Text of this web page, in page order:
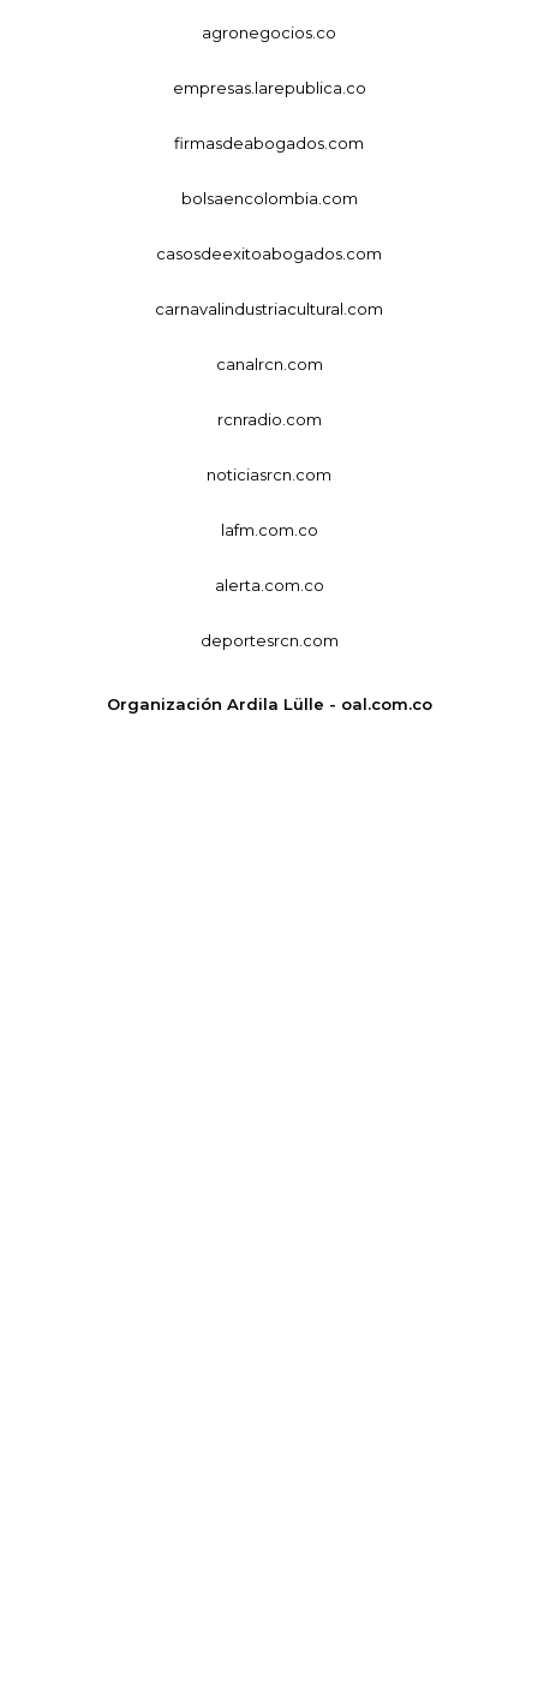
agronegocios.co
empresas.larepublica.co
firmasdeabogados.com
bolsaencolombia.com
casosdeexitoabogados.com
carnavalindustriacultural.com
canalrcn.com
rcnradio.com
noticiasrcn.com
lafm.com.co
alerta.com.co
deportesrcn.com
Organización Ardila Lülle - oal.com.co